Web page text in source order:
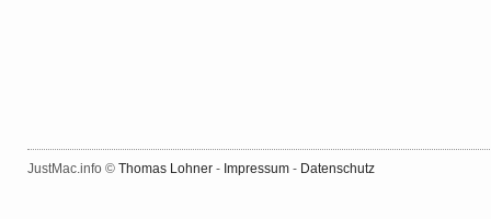
JustMac.info © Thomas Lohner - Impressum - Datenschutz